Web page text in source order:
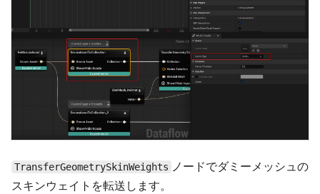
TransferGeometrySkinWeights ノードでダミーメッシュの
スキンウェイトを転送します。